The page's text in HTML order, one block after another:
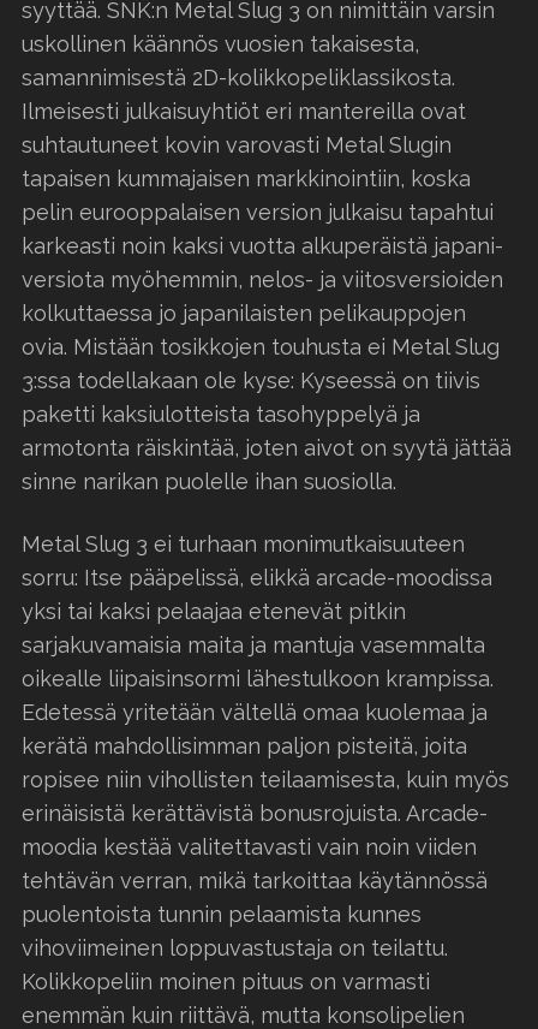
syyttää. SNK:n Metal Slug 3 on nimittäin varsin
uskollinen käännös vuosien takaisesta,
samannimisestä 2D-kolikkopeliklassikosta.
Ilmeisesti julkaisuyhtiöt eri mantereilla ovat
suhtautuneet kovin varovasti Metal Slugin
tapaisen kummajaisen markkinointiin, koska
pelin eurooppalaisen version julkaisu tapahtui
karkeasti noin kaksi vuotta alkuperäistä japani-
versiota myöhemmin, nelos- ja viitosversioiden
kolkuttaessa jo japanilaisten pelikauppojen
ovia. Mistään tosikkojen touhusta ei Metal Slug
3:ssa todellakaan ole kyse: Kyseessä on tiivis
paketti kaksiulotteista tasohyppelyä ja
armotonta räiskintää, joten aivot on syytä jättää
sinne narikan puolelle ihan suosiolla.
Metal Slug 3 ei turhaan monimutkaisuuteen
sorru: Itse pääpelissä, elikkä arcade-moodissa
yksi tai kaksi pelaajaa etenevät pitkin
sarjakuvamaisia maita ja mantuja vasemmalta
oikealle liipaisinsormi lähestulkoon krampissa.
Edetessä yritetään vältellä omaa kuolemaa ja
kerätä mahdollisimman paljon pisteitä, joita
ropisee niin vihollisten teilaamisesta, kuin myös
erinäisistä kerättävistä bonusrojuista. Arcade-
moodia kestää valitettavasti vain noin viiden
tehtävän verran, mikä tarkoittaa käytännössä
puolentoista tunnin pelaamista kunnes
vihoviimeinen loppuvastustaja on teilattu.
Kolikkopeliin moinen pituus on varmasti
enemmän kuin riittävä, mutta konsolipelien